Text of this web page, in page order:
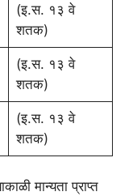
(इ.स. १३ वे
शतक)
(इ.स. १३ वे
शतक)
(इ.स. १३ वे
शतक)
मान्यता प्राप्त